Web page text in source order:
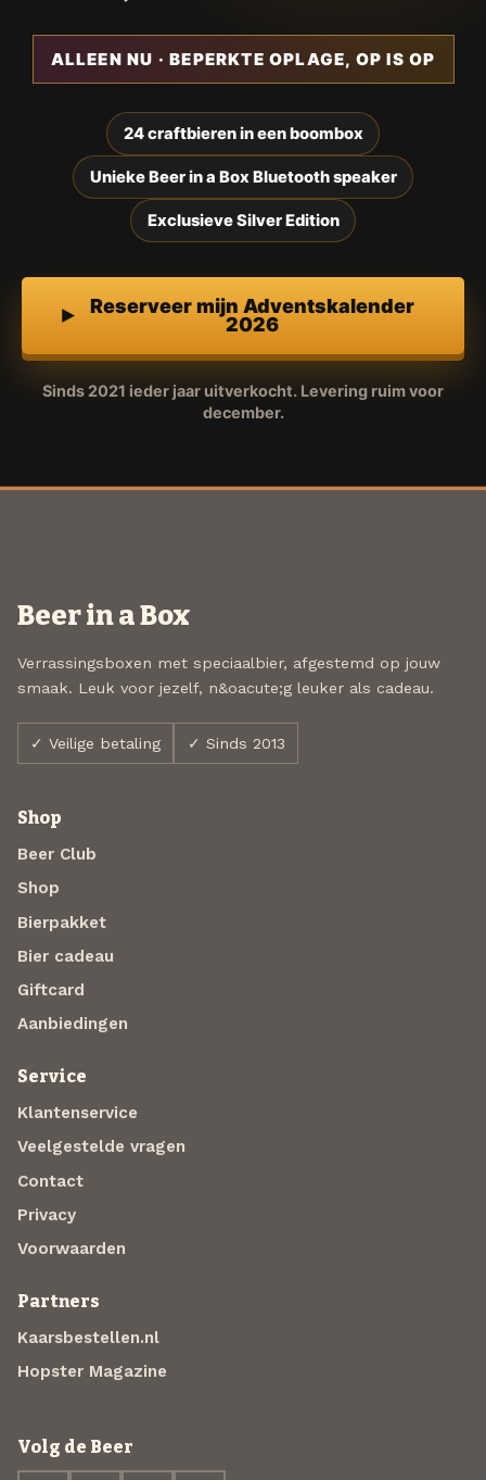
ALLEEN NU · BEPERKTE OPLAGE, OP IS OP
24 craftbieren in een boombox
Unieke Beer in a Box Bluetooth speaker
Exclusieve Silver Edition
Reserveer mijn Adventskalender
2026
Sinds 2021 ieder jaar uitverkocht. Levering ruim voor
december.
Beer in a Box
Verrassingsboxen met speciaalbier, afgestemd op jouw
smaak. Leuk voor jezelf, n&oacute;g leuker als cadeau.
✓ Veilige betaling ✓ Sinds 2013
Shop
Beer Club
Shop
Bierpakket
Bier cadeau
Giftcard
Aanbiedingen
Service
Klantenservice
Veelgestelde vragen
Contact
Privacy
Voorwaarden
Partners
Kaarsbestellen.nl
Hopster Magazine
Volg de Beer